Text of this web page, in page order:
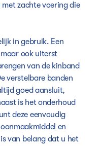
zachte voering die
in gebruik. Een
ook uiterst
van de kinband
verstelbare banden
goed aansluit,
is het onderhoud
deze eenvoudig
en
van belang dat u het